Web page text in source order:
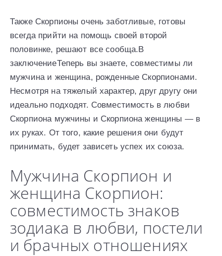
Также Скорпионы очень заботливые, готовы
всегда прийти на помощь своей второй
половинке, решают все сообща.В
заключениеТеперь вы знаете, совместимы ли
мужчина и женщина, рожденные Скорпионами.
Несмотря на тяжелый характер, друг другу они
идеально подходят. Совместимость в любви
Скорпиона мужчины и Скорпиона женщины — в
их руках. От того, какие решения они будут
принимать, будет зависеть успех их союза.
Мужчина Скорпион и
женщина Скорпион:
совместимость знаков
зодиака в любви, постели
и брачных отношениях